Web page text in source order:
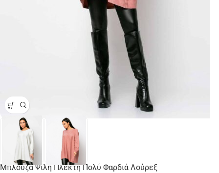
Μπλούζα Ψιλή Πλεκτή Πολύ Φαρδιά Λούρεξ